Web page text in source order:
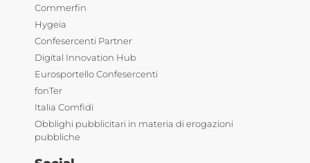
Commerfin
Hygeia
Confesercenti Partner
Digital Innovation Hub
Eurosportello Confesercenti
fonTer
Italia Comfidi
Obblighi pubblicitari in materia di erogazioni
pubbliche